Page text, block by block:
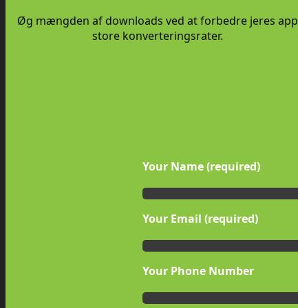
Øg mængden af downloads ved at forbedre jeres app
store konverteringsrater.
Your Name (required)
Your Email (required)
Your Phone Number